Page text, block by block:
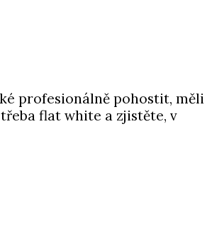
profesionálně pohostit, měli
flat white a zjistěte, v